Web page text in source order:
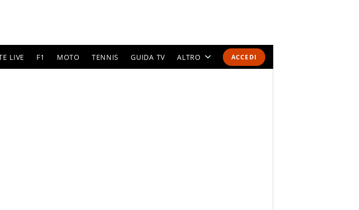
ACCEDI
LIVE F1 MOTO TENNIS GUIDA TV ALTRO